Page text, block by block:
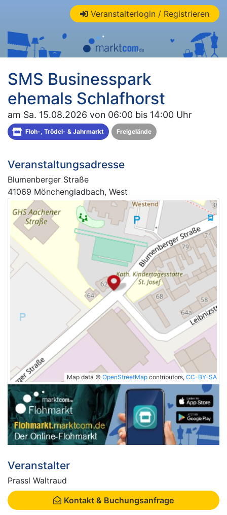
Veranstalterlogin / Registrieren
SMS Businesspark
ehemals Schlafhorst
am Sa. 15.08.2026 von 06:00 bis 14:00 Uhr
Floh-, Trödel- & Jahrmarkt Freigelände
Veranstaltungsadresse
Blumenberger Straße
41069 Mönchengladbach, West
Map data © OpenStreetMap contributors, CC-BY-SA
Veranstalter
Prassl Waltraud
Kontakt & Buchungsanfrage